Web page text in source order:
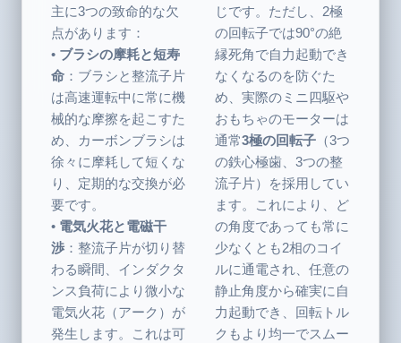
主に3つの致命的な欠
点があります：
• ブラシの摩耗と短寿
命 ：ブラシと整流子片
は高速運転中に常に機
械的な摩擦を起こすた
め、カーボンブラシは
徐々に摩耗して短くな
り、定期的な交換が必
要です。
• 電気火花と電磁干
渉 ：整流子片が切り替
わる瞬間、インダクタ
ンス負荷により微小な
電気火花（アーク）が
発生します。これは可
じです。ただし、2極
の回転子では90°の絶
縁死角で自力起動でき
なくなるのを防ぐた
め、実際のミニ四駆や
おもちゃのモーターは
通常3極の回転子 （3つ
の鉄心極歯、3つの整
流子片）を採用してい
ます。これにより、ど
の角度であっても常に
少なくとも2相のコイ
ルに通電され、任意の
静止角度から確実に自
力起動でき、回転トル
クもより均一でスムー